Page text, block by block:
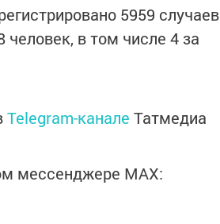
5959 случаев
человек, в том числе 4 за
Telegram-канале Татмедиа
мессенджере MАХ: